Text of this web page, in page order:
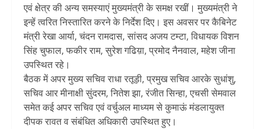
एवं क्षेत्र की अन्य समस्याएं मुख्यमंत्री के समक्ष रखीं। मुख्यमंत्री ने
इन्हें त्वरित निस्तारित करने के निर्देश दिए। इस अवसर पर कैबिनेट
मंत्री रेखा आर्या, चंदन रामदास, सांसद अजय टम्टा, विधायक विशन
सिंह चुफाल, फकीर राम, सुरेश गढिय़ा, प्रमोद नैनवाल, महेश जीना
उपस्थित रहे।
बैठक में अपर मुख्य सचिव राधा रतूड़ी, प्रमुख सचिव आरके सुधांशु,
सचिव आर मीनाक्षी सुंदरम, नितेश झा, रंजीत सिन्हा, एचसी सेमवाल
समेत कई अपर सचिव एवं वर्चुअल माध्यम से कुमाऊं मंडलायुक्त
दीपक रावत व संबंधित अधिकारी उपस्थित हुए।